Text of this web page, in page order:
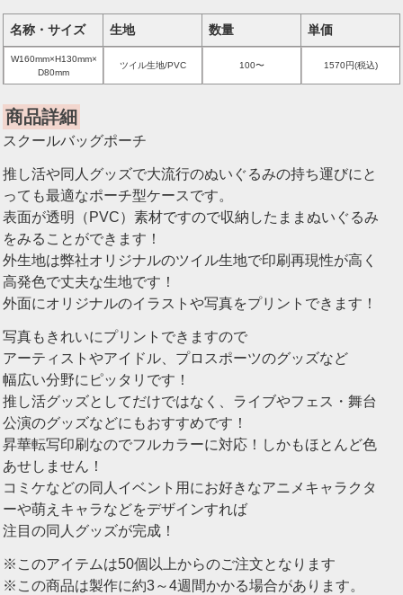
名称・サイズ 生地 数量 単価
W160mm×H130mm×
D80mm
ツイル生地/PVC 100〜 1570円(税込)
商品詳細
スクールバッグポーチ
推し活や同人グッズで大流行のぬいぐるみの持ち運びにと
っても最適なポーチ型ケースです。
表面が透明（PVC）素材ですので収納したままぬいぐるみ
をみることができます！
外生地は弊社オリジナルのツイル生地で印刷再現性が高く
高発色で丈夫な生地です！
外面にオリジナルのイラストや写真をプリントできます！
写真もきれいにプリントできますので
アーティストやアイドル、プロスポーツのグッズなど
幅広い分野にピッタリです！
推し活グッズとしてだけではなく、ライブやフェス・舞台
公演のグッズなどにもおすすめです！
昇華転写印刷なのでフルカラーに対応！しかもほとんど色
あせしません！
コミケなどの同人イベント用にお好きなアニメキャラクタ
ーや萌えキャラなどをデザインすれば
注目の同人グッズが完成！
※このアイテムは50個以上からのご注文となります
※この商品は製作に約3～4週間かかる場合があります。